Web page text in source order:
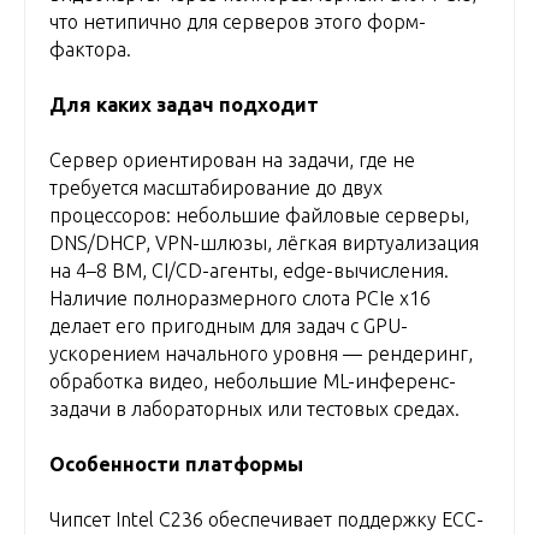
что нетипично для серверов этого форм-
фактора.
Для каких задач подходит
Сервер ориентирован на задачи, где не
требуется масштабирование до двух
процессоров: небольшие файловые серверы,
DNS/DHCP, VPN-шлюзы, лёгкая виртуализация
на 4–8 ВМ, CI/CD-агенты, edge-вычисления.
Наличие полноразмерного слота PCIe x16
делает его пригодным для задач с GPU-
ускорением начального уровня — рендеринг,
обработка видео, небольшие ML-инференс-
задачи в лабораторных или тестовых средах.
Особенности платформы
Чипсет Intel C236 обеспечивает поддержку ECC-